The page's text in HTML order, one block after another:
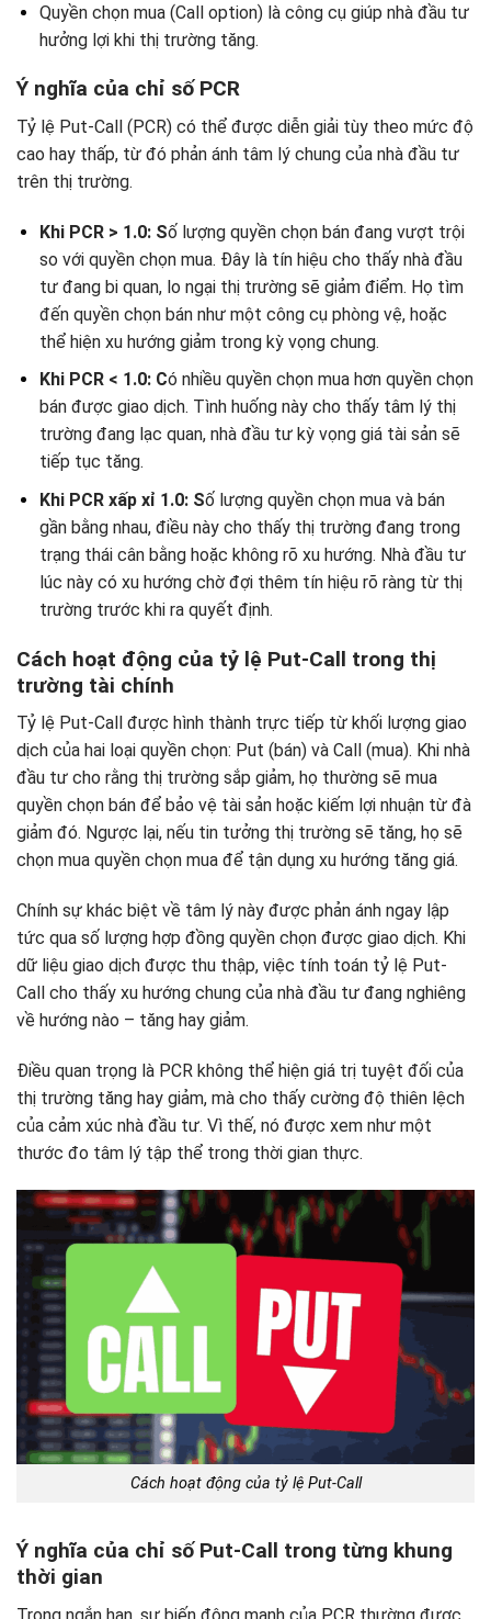
Quyền chọn mua (Call option) là công cụ giúp nhà đầu tư
hưởng lợi khi thị trường tăng.
Ý nghĩa của chỉ số PCR
Tỷ lệ Put-Call (PCR) có thể được diễn giải tùy theo mức độ
cao hay thấp, từ đó phản ánh tâm lý chung của nhà đầu tư
trên thị trường.
Khi PCR > 1.0: Số lượng quyền chọn bán đang vượt trội
so với quyền chọn mua. Đây là tín hiệu cho thấy nhà đầu
tư đang bi quan, lo ngại thị trường sẽ giảm điểm. Họ tìm
đến quyền chọn bán như một công cụ phòng vệ, hoặc
thể hiện xu hướng giảm trong kỳ vọng chung.
Khi PCR < 1.0: Có nhiều quyền chọn mua hơn quyền chọn
bán được giao dịch. Tình huống này cho thấy tâm lý thị
trường đang lạc quan, nhà đầu tư kỳ vọng giá tài sản sẽ
tiếp tục tăng.
Khi PCR xấp xỉ 1.0: Số lượng quyền chọn mua và bán
gần bằng nhau, điều này cho thấy thị trường đang trong
trạng thái cân bằng hoặc không rõ xu hướng. Nhà đầu tư
lúc này có xu hướng chờ đợi thêm tín hiệu rõ ràng từ thị
trường trước khi ra quyết định.
Cách hoạt động của tỷ lệ Put-Call trong thị
trường tài chính
Tỷ lệ Put-Call được hình thành trực tiếp từ khối lượng giao
dịch của hai loại quyền chọn: Put (bán) và Call (mua). Khi nhà
đầu tư cho rằng thị trường sắp giảm, họ thường sẽ mua
quyền chọn bán để bảo vệ tài sản hoặc kiếm lợi nhuận từ đà
giảm đó. Ngược lại, nếu tin tưởng thị trường sẽ tăng, họ sẽ
chọn mua quyền chọn mua để tận dụng xu hướng tăng giá.
Chính sự khác biệt về tâm lý này được phản ánh ngay lập
tức qua số lượng hợp đồng quyền chọn được giao dịch. Khi
dữ liệu giao dịch được thu thập, việc tính toán tỷ lệ Put-
Call cho thấy xu hướng chung của nhà đầu tư đang nghiêng
về hướng nào – tăng hay giảm.
Điều quan trọng là PCR không thể hiện giá trị tuyệt đối của
thị trường tăng hay giảm, mà cho thấy cường độ thiên lệch
của cảm xúc nhà đầu tư. Vì thế, nó được xem như một
thước đo tâm lý tập thể trong thời gian thực.
Cách hoạt động của tỷ lệ Put-Call
Ý nghĩa của chỉ số Put-Call trong từng khung
thời gian
Trong ngắn hạn, sự biến động mạnh của PCR thường được